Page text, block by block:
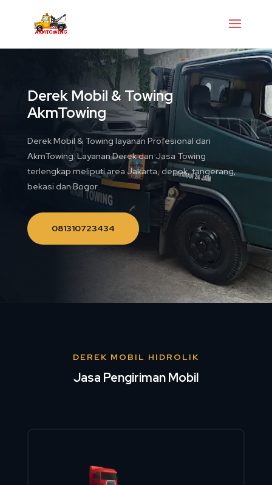
Derek Mobil & Towing
AkmTowing
Derek Mobil & Towing layanan Profesional dari
AkmTowing. Layanan Derek dan Jasa Towing
terlengkap meliputi area Jakarta, depok, tangerang,
bekasi dan Bogor.
081310723434
DEREK MOBIL HIDROLIK
Jasa Pengiriman Mobil